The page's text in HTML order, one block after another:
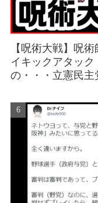
【呪術大戦】呪
イキックアタッ
の・・・立憲民主